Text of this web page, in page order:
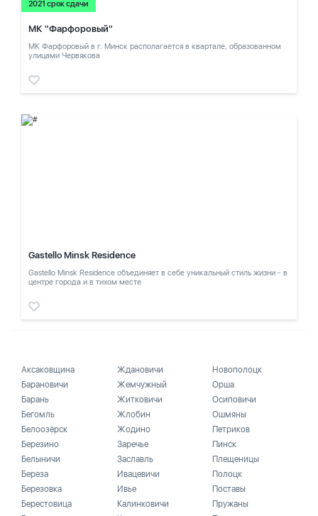
2021 срок сдачи
МК "Фарфоровый"
МК Фарфоровый в г. Минск располагается в квартале, образованном
улицами Червякова
Gastello Minsk Residence
Gastello Minsk Residence объединяет в себе уникальный стиль жизни - в
центре города и в тихом месте
Аксаковщина
Барановичи
Барань
Бегомль
Белоозёрск
Березино
Белыничи
Береза
Березовка
Берестовица
Ждановичи
Жемчужный
Житковичи
Жлобин
Жодино
Заречье
Заславль
Ивацевичи
Ивье
Калинковичи
Новополоцк
Орша
Осиповичи
Ошмяны
Петриков
Пинск
Плещеницы
Полоцк
Поставы
Пружаны